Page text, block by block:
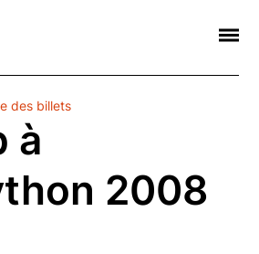
Société
Sémantique
FormationsScientifique
Contact
des billets
à
2008